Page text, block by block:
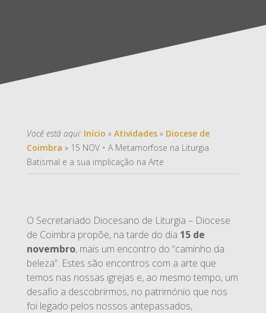
Você está aqui: Início » Atividades» Diocese de
Coimbra » 15 NOV • A Metamorfose na Liturgia
Batismal e a sua implicação na Arte
O Secretariado Diocesano de Liturgia – Diocese
de Coimbra propõe, na tarde do dia 15 de
novembro, mais um encontro do “caminho da
beleza”. Estes são encontros com a arte que
temos nas nossas igrejas e, ao mesmo tempo, um
desafio a descobrirmos, no património que nos
foi legado pelos nossos antepassados,